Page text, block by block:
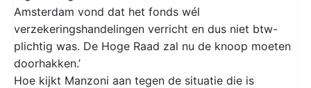
Amsterdam vond dat het fonds wél
verzekeringshandelingen verricht en dus niet btw-
plichtig was. De Hoge Raad zal nu de knoop moeten
doorhakken.’
Hoe kijkt Manzoni aan tegen de situatie die is